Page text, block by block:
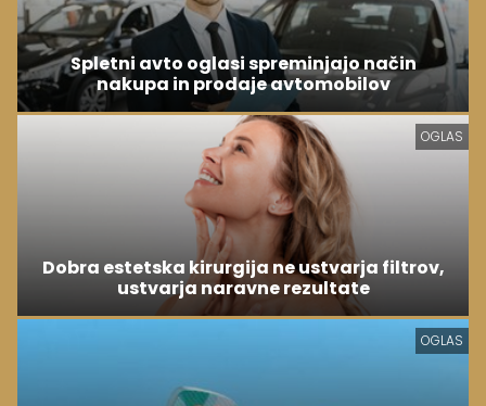
Spletni avto oglasi spreminjajo način
nakupa in prodaje avtomobilov
OGLAS
Dobra estetska kirurgija ne ustvarja filtrov,
ustvarja naravne rezultate
OGLAS